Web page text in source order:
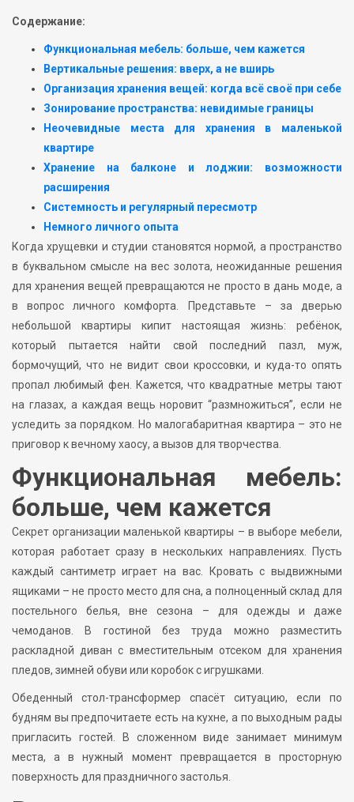
Содержание:
Функциональная мебель: больше, чем кажется
Вертикальные решения: вверх, а не вширь
Организация хранения вещей: когда всё своё при себе
Зонирование пространства: невидимые границы
Неочевидные места для хранения в маленькой
квартире
Хранение на балконе и лоджии: возможности
расширения
Системность и регулярный пересмотр
Немного личного опыта
Когда хрущевки и студии становятся нормой, а пространство
в буквальном смысле на вес золота, неожиданные решения
для хранения вещей превращаются не просто в дань моде, а
в вопрос личного комфорта. Представьте – за дверью
небольшой квартиры кипит настоящая жизнь: ребёнок,
который пытается найти свой последний пазл, муж,
бормочущий, что не видит свои кроссовки, и куда-то опять
пропал любимый фен. Кажется, что квадратные метры тают
на глазах, а каждая вещь норовит “размножиться”, если не
уследить за порядком. Но малогабаритная квартира – это не
приговор к вечному хаосу, а вызов для творчества.
Функциональная мебель:
больше, чем кажется
Секрет организации маленькой квартиры – в выборе мебели,
которая работает сразу в нескольких направлениях. Пусть
каждый сантиметр играет на вас. Кровать с выдвижными
ящиками – не просто место для сна, а полноценный склад для
постельного белья, вне сезона – для одежды и даже
чемоданов. В гостиной без труда можно разместить
раскладной диван с вместительным отсеком для хранения
пледов, зимней обуви или коробок с игрушками.
Обеденный стол-трансформер спасёт ситуацию, если по
будням вы предпочитаете есть на кухне, а по выходным рады
пригласить гостей. В сложенном виде занимает минимум
места, а в нужный момент превращается в просторную
поверхность для праздничного застолья.